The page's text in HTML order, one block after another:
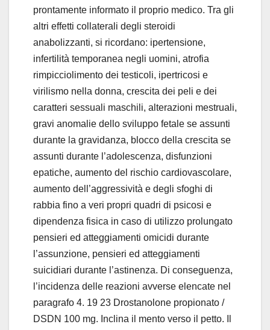
prontamente informato il proprio medico. Tra gli
altri effetti collaterali degli steroidi
anabolizzanti, si ricordano: ipertensione,
infertilità temporanea negli uomini, atrofia
rimpicciolimento dei testicoli, ipertricosi e
virilismo nella donna, crescita dei peli e dei
caratteri sessuali maschili, alterazioni mestruali,
gravi anomalie dello sviluppo fetale se assunti
durante la gravidanza, blocco della crescita se
assunti durante l’adolescenza, disfunzioni
epatiche, aumento del rischio cardiovascolare,
aumento dell’aggressività e degli sfoghi di
rabbia fino a veri propri quadri di psicosi e
dipendenza fisica in caso di utilizzo prolungato
pensieri ed atteggiamenti omicidi durante
l’assunzione, pensieri ed atteggiamenti
suicidiari durante l’astinenza. Di conseguenza,
l’incidenza delle reazioni avverse elencate nel
paragrafo 4. 19 23 Drostanolone propionato /
DSDN 100 mg. Inclina il mento verso il petto. Il